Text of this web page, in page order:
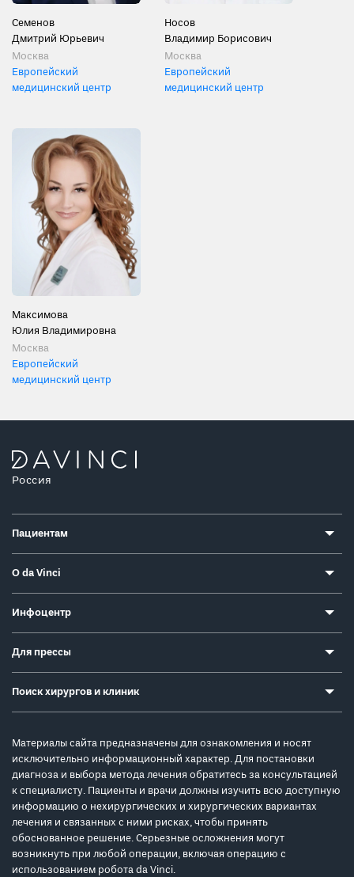
Семенов
Дмитрий Юрьевич
Москва
Европейский
медицинский центр
Носов
Владимир Борисович
Москва
Европейский
медицинский центр
Максимова
Юлия Владимировна
Москва
Европейский
медицинский центр
Россия
Пациентам
О da Vinci
Инфоцентр
Для прессы
Поиск хирургов и клиник
Материалы сайта предназначены для ознакомления и носят
исключительно информационный характер. Для постановки
диагноза и выбора метода лечения обратитесь за консультацией
к специалисту. Пациенты и врачи должны изучить всю доступную
информацию о нехирургических и хирургических вариантах
лечения и связанных с ними рисках, чтобы принять
обоснованное решение. Серьезные осложнения могут
возникнуть при любой операции, включая операцию с
использованием робота da Vinci.